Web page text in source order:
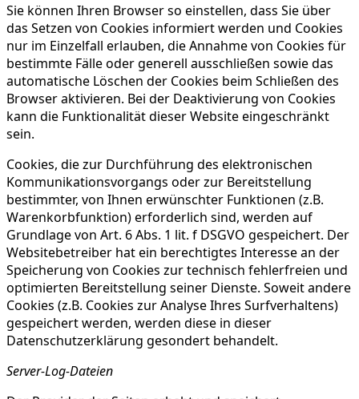
Sie können Ihren Browser so einstellen, dass Sie über
das Setzen von Cookies informiert werden und Cookies
nur im Einzelfall erlauben, die Annahme von Cookies für
bestimmte Fälle oder generell ausschließen sowie das
automatische Löschen der Cookies beim Schließen des
Browser aktivieren. Bei der Deaktivierung von Cookies
kann die Funktionalität dieser Website eingeschränkt
sein.
Cookies, die zur Durchführung des elektronischen
Kommunikationsvorgangs oder zur Bereitstellung
bestimmter, von Ihnen erwünschter Funktionen (z.B.
Warenkorbfunktion) erforderlich sind, werden auf
Grundlage von Art. 6 Abs. 1 lit. f DSGVO gespeichert. Der
Websitebetreiber hat ein berechtigtes Interesse an der
Speicherung von Cookies zur technisch fehlerfreien und
optimierten Bereitstellung seiner Dienste. Soweit andere
Cookies (z.B. Cookies zur Analyse Ihres Surfverhaltens)
gespeichert werden, werden diese in dieser
Datenschutzerklärung gesondert behandelt.
Server-Log-Dateien